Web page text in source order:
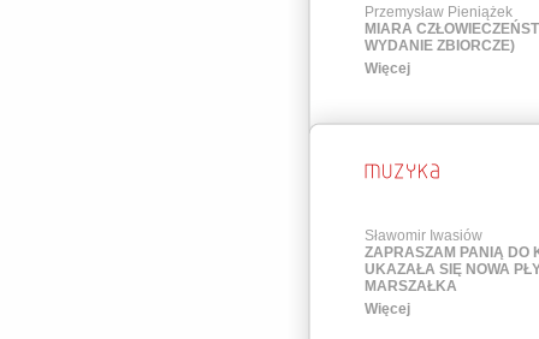
Przemysław Pieniążek
MIARA
WYDANIE ZBIORCZE)
Więcej
Sławomir Iwasiów
ZAPRASZAM PANIĄ DO
UKAZAŁA SIĘ NOWA
MARSZAŁKA
Więcej